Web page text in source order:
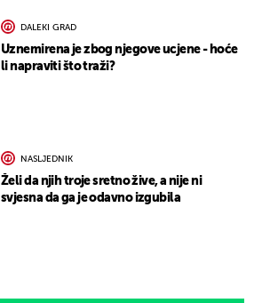
DALEKI GRAD
Uznemirena je zbog njegove ucjene - hoće
li napraviti što traži?
NASLJEDNIK
Želi da njih troje sretno žive, a nije ni
svjesna da ga je odavno izgubila